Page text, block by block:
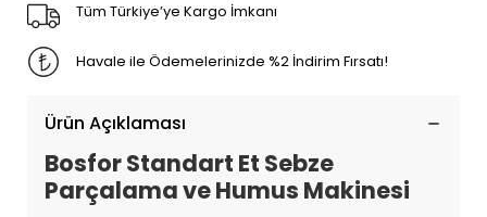
Tüm Türkiye’ye Kargo İmkanı
Havale ile Ödemelerinizde %2 İndirim Fırsatı!
Ürün Açıklaması
Bosfor Standart Et Sebze
Parçalama ve Humus Makinesi